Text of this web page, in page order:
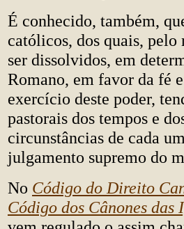
É conhecido, também,
católicos, dos quais, pelo
ser dissolvidos, em
Romano, em favor da fé
exercício deste poder,
pastorais dos tempos e
circunstâncias de cada
julgamento supremo do
No Código do Direito
Código dos Cânones